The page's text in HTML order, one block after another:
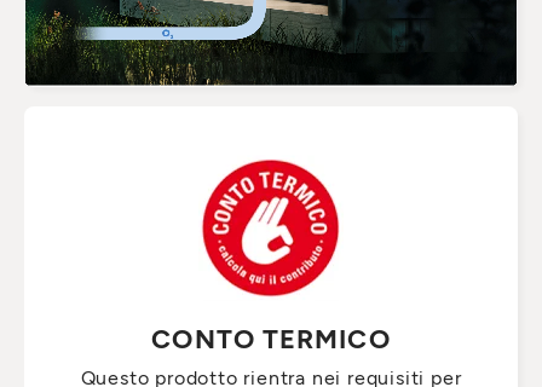
CONTO TERMICO
Questo prodotto rientra nei requisiti per